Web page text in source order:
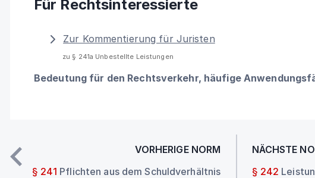
Für Rechtsinteressierte
Zur Kommentierung für Juristen
zu § 241a Unbestellte Leistungen
Bedeutung für den Rechtsverkehr, häufige
VORHERIGE NORM
§ 241 Pflichten aus dem Schuldverhältnis
NÄCHSTE
§ 242